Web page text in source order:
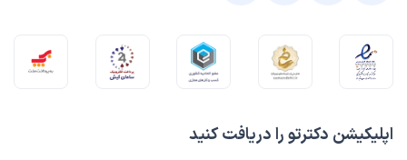
اپلیکیشن دکترتو را دریافت کنید